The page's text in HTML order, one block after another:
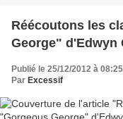
Réécoutons les
George" d'Edwyn
Publié le 25/12/2012 à 08:25
Par Excessif